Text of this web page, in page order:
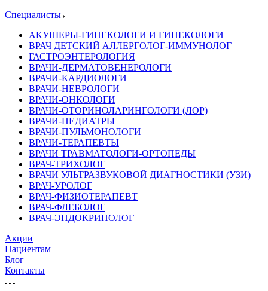
Специалисты
АКУШЕРЫ-ГИНЕКОЛОГИ И ГИНЕКОЛОГИ
ВРАЧ ДЕТСКИЙ АЛЛЕРГОЛОГ-ИММУНОЛОГ
ГАСТРОЭНТЕРОЛОГИЯ
ВРАЧИ-ДЕРМАТОВЕНЕРОЛОГИ
ВРАЧИ-КАРДИОЛОГИ
ВРАЧИ-НЕВРОЛОГИ
ВРАЧИ-ОНКОЛОГИ
ВРАЧИ-ОТОРИНОЛАРИНГОЛОГИ (ЛОР)
ВРАЧИ-ПЕДИАТРЫ
ВРАЧИ-ПУЛЬМОНОЛОГИ
ВРАЧИ-ТЕРАПЕВТЫ
ВРАЧИ ТРАВМАТОЛОГИ-ОРТОПЕДЫ
ВРАЧ-ТРИХОЛОГ
ВРАЧИ УЛЬТРАЗВУКОВОЙ ДИАГНОСТИКИ (УЗИ)
ВРАЧ-УРОЛОГ
ВРАЧ-ФИЗИОТЕРАПЕВТ
ВРАЧ-ФЛЕБОЛОГ
ВРАЧ-ЭНДОКРИНОЛОГ
Акции
Пациентам
Блог
Контакты